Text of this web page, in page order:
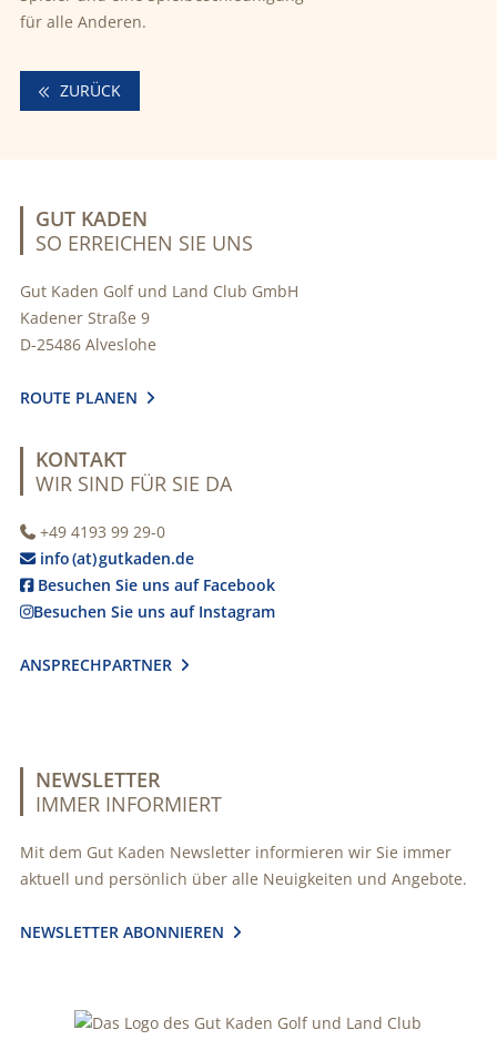
für alle Anderen.
ZURÜCK
GUT KADEN
SO ERREICHEN SIE UNS
Gut Kaden Golf und Land Club GmbH
Kadener Straße 9
D-25486 Alveslohe
ROUTE PLANEN 
KONTAKT
WIR SIND FÜR SIE DA
+49 4193 99 29-0
info (at) gutkaden.de
Besuchen Sie uns auf Facebook
Besuchen Sie uns auf Instagram
ANSPRECHPARTNER 
NEWSLETTER
IMMER INFORMIERT
Mit dem Gut Kaden Newsletter informieren wir Sie immer
aktuell und persönlich über alle Neuigkeiten und Angebote.
NEWSLETTER ABONNIEREN 